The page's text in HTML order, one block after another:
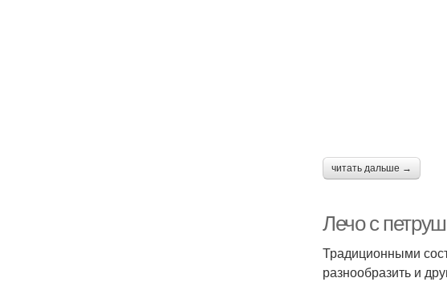
читать дальше →
Лечо с
Традиционными
разнообразить и